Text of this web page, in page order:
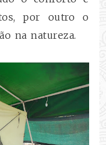
por outro o
na natureza.